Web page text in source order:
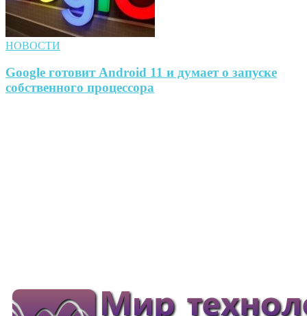
НОВОСТИ
Google готовит Android 11 и думает о запуске
собственного процессора